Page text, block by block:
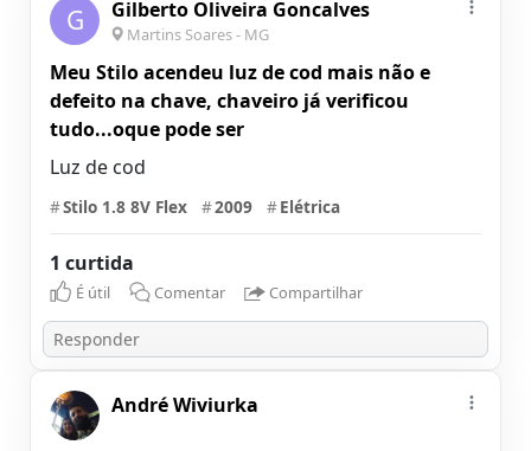
G Gilberto Oliveira Goncalves
Martins Soares - MG
Meu Stilo acendeu luz de cod mais não e
defeito na chave, chaveiro já verificou
tudo...oque pode ser
Luz de cod
#Stilo 1.8 8V Flex #2009 #Elétrica
1 curtida
É útil Comentar Compartilhar
André Wiviurka